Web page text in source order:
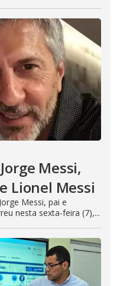
Messi,
Lionel Messi
Messi, pai e
nesta sexta-feira (7),...